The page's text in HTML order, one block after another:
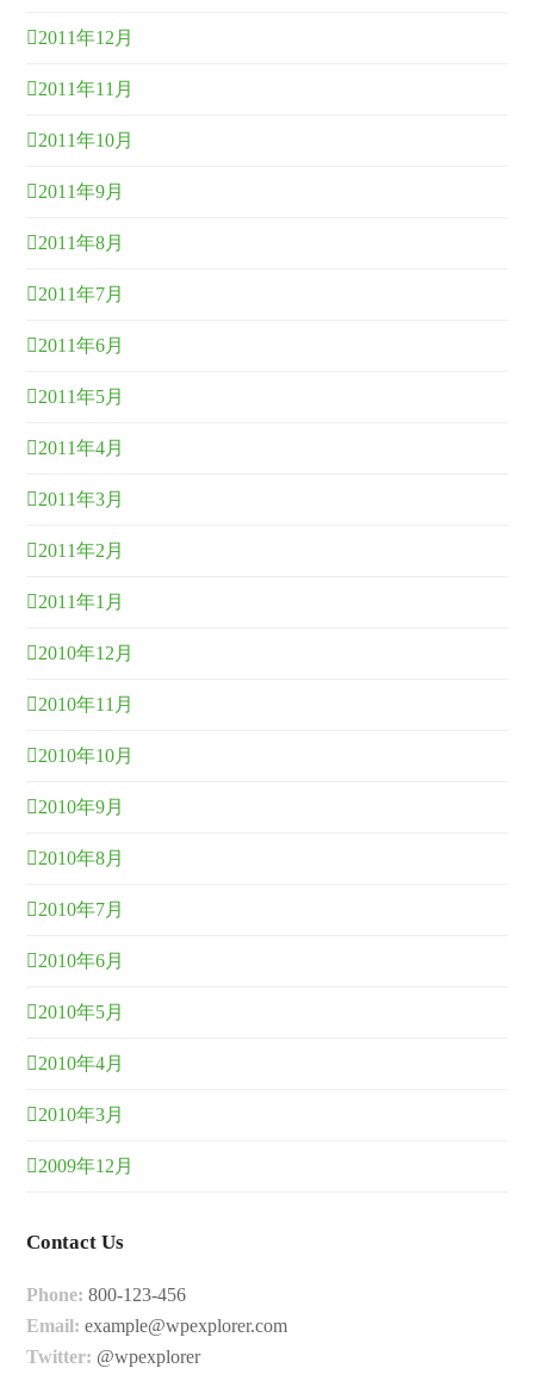
2011年12月
2011年11月
2011年10月
2011年9月
2011年8月
2011年7月
2011年6月
2011年5月
2011年4月
2011年3月
2011年2月
2011年1月
2010年12月
2010年11月
2010年10月
2010年9月
2010年8月
2010年7月
2010年6月
2010年5月
2010年4月
2010年3月
2009年12月
Contact Us
Phone: 800-123-456
Email: example@wpexplorer.com
Twitter: @wpexplorer